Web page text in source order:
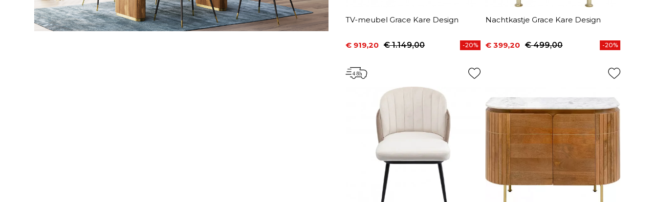
TV-meubel Grace Kare Design
Prijs
€ 919,20
Normale prijs€ 1.149,00 -20%
Nachtkastje Grace Kare Design
Prijs
€ 399,20
Normale prijs€ 499,00 -20%